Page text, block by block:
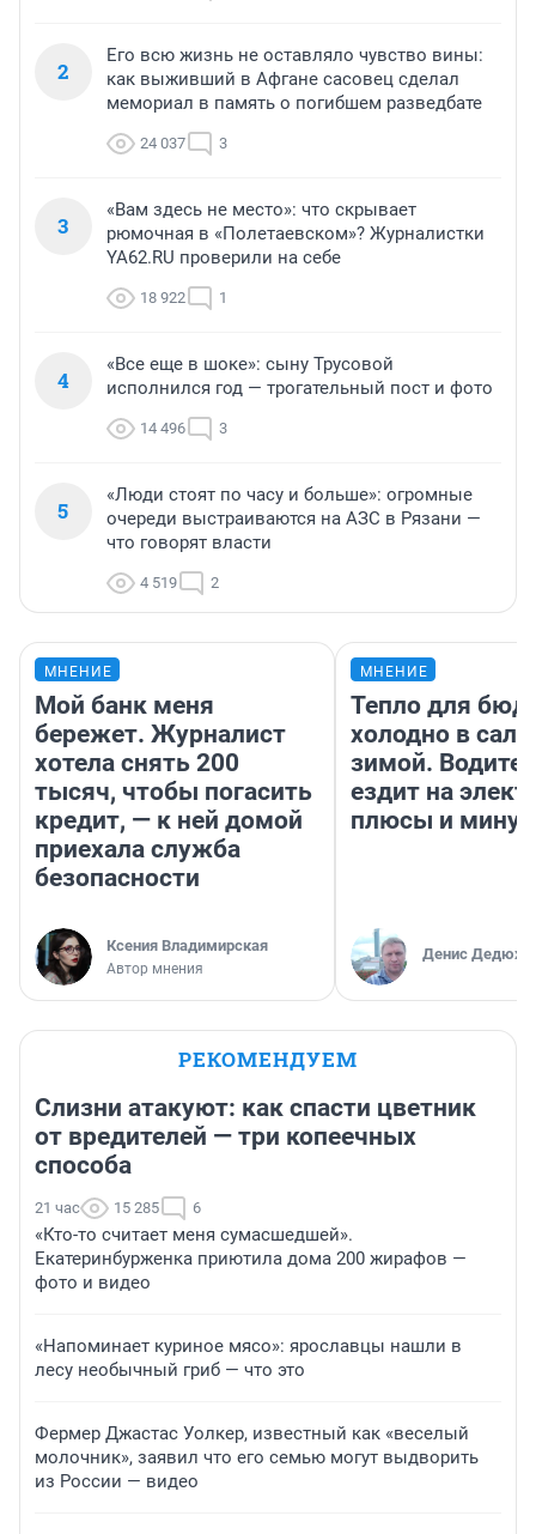
2
Его всю жизнь не оставляло чувство вины:
как выживший в Афгане сасовец сделал
мемориал в память о погибшем разведбате
24 037 3
3
«Вам здесь не место»: что скрывает
рюмочная в «Полетаевском»? Журналистки
YA62.RU проверили на себе
18 922 1
4
«Все еще в шоке»: сыну Трусовой
исполнился год — трогательный пост и фото
14 496 3
5
«Люди стоят по часу и больше»: огромные
очереди выстраиваются на АЗС в Рязани —
что говорят власти
4 519 2
МНЕНИЕ
Мой банк меня
бережет. Журналист
хотела снять 200
тысяч, чтобы погасить
кредит, — к ней домой
приехала служба
безопасности
Ксения Владимирская
Автор мнения
МНЕНИЕ
Тепло для
холодно в
зимой.
ездит на
плюсы и
Денис
РЕКОМЕНДУЕМ
Слизни атакуют: как спасти цветник
от вредителей — три копеечных
способа
21 час 15 285 6
«Кто-то считает меня сумасшедшей».
Екатеринбурженка приютила дома 200 жирафов —
фото и видео
«Напоминает куриное мясо»: ярославцы нашли в
лесу необычный гриб — что это
Фермер Джастас Уолкер, известный как «веселый
молочник», заявил что его семью могут выдворить
из России — видео